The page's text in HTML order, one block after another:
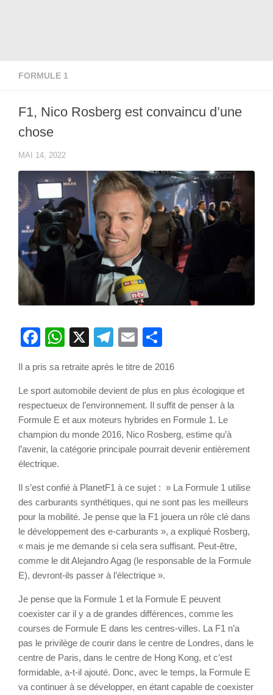
FORMULE 1
F1, Nico Rosberg est convaincu d’une
chose
MAI 14, 2022
Facebook
WhatsApp
X Telegram
Email
Il a pris sa retraite après le titre de 2016
Le sport automobile devient de plus en plus écologique et
respectueux de l’environnement. Il suffit de penser à la
Formule E et aux moteurs hybrides en Formule 1. Le
champion du monde 2016, Nico Rosberg, estime qu’à
l’avenir, la catégorie principale pourrait devenir entièrement
électrique.
Il s’est confié à PlanetF1 à ce sujet : » La Formule 1 utilise
des carburants synthétiques, qui ne sont pas les meilleurs
pour la mobilité. Je pense que la F1 jouera un rôle clé dans
le développement des e-carburants », a expliqué Rosberg,
« mais je me demande si cela sera suffisant. Peut-être,
comme le dit Alejandro Agag (le responsable de la Formule
E), devront-ils passer à l’électrique ».
Je pense que la Formule 1 et la Formule E peuvent
coexister car il y a de grandes différences, comme les
courses de Formule E dans les centres-villes. La F1 n’a
pas le privilège de courir dans le centre de Londres, dans le
centre de Paris, dans le centre de Hong Kong, et c’est
formidable, a-t-il ajouté. Donc, avec le temps, la Formule E
va continuer à se développer, en étant capable de coexister